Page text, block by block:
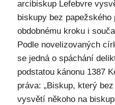
arcibiskup Lefebvre
biskupy bez
obdobnému kroku i
Podle novelizovaných
se jedná o spáchání
podstatou kánonu 1387
práva: „Biskup, který
vysvětí někoho na